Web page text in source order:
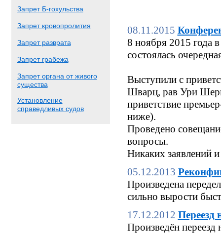
Запрет Б-гохульства
Запрет кровопролития
Запрет разврата
Запрет грабежа
Запрет органа от живого
существа
Установление
справедливых судов
08.11.2015
8 ноября 2015 года
состоялась
Выступили с
Шварц, рав Ури
приветствие
ниже).
Проведено
вопросы.
Никаких заявлений
05.12.2013
Произведена
сильно вырости
17.12.2012 Переезд
Произведён переезд